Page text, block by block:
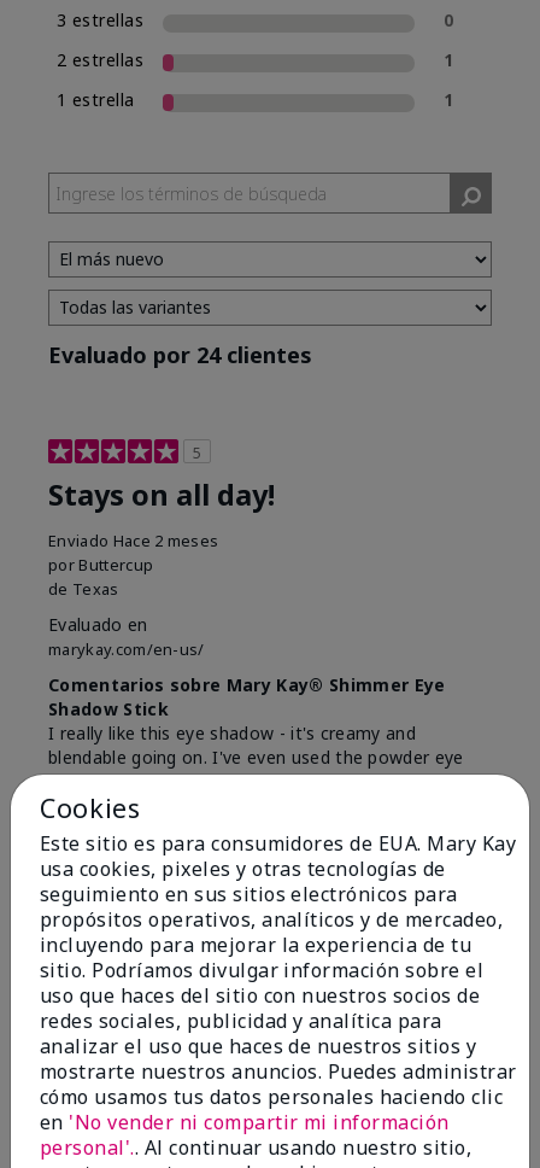
3 estrellas
0
2 estrellas
1
1 estrella
1
Evaluado por 24 clientes
5
Stays on all day!
Enviado Hace 2 meses
por Buttercup
de Texas
Evaluado en
marykay.com/en-us/
Comentarios sobre Mary Kay® Shimmer Eye
Shadow Stick
I really like this eye shadow - it's creamy and
blendable going on. I've even used the powder eye
colors on top. It literally stays on all day.
Mostrar Traducción
ConclusiónSí, recomendaría a un amigo
¿Le ha resultado útil esta
opinión?
0 0
Marcar esta opinión
5
Cookies
Este sitio es para consumidores de EUA. Mary Kay
usa cookies, pixeles y otras tecnologías de
seguimiento en sus sitios electrónicos para
propósitos operativos, analíticos y de mercadeo,
incluyendo para mejorar la experiencia de tu
sitio. Podríamos divulgar información sobre el
uso que haces del sitio con nuestros socios de
redes sociales, publicidad y analítica para
analizar el uso que haces de nuestros sitios y
mostrarte nuestros anuncios. Puedes administrar
cómo usamos tus datos personales haciendo clic
en 'No vender ni compartir mi información
personal'.. Al continuar usando nuestro sitio,